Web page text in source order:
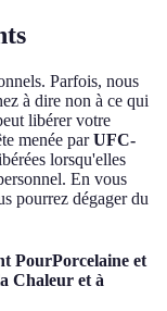
Parfois, nous
à dire non à ce qui
libérer votre
menée parUFC-
lorsqu'elles
En vous
pourrez dégager du
PourPorcelaine et
Chaleur et à